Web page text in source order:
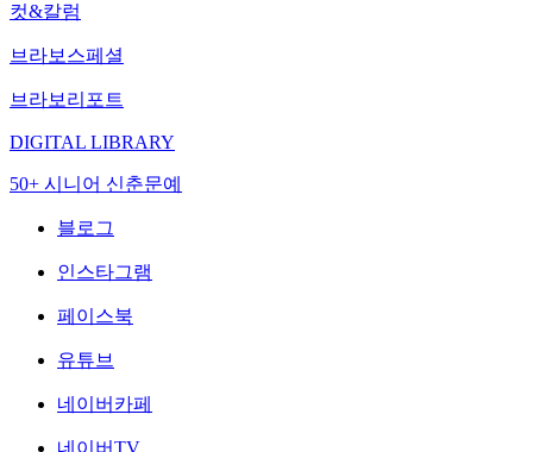
컷&칼럼
브라보스페셜
브라보리포트
DIGITAL LIBRARY
50+ 시니어 신춘문예
블로그
인스타그램
페이스북
유튜브
네이버카페